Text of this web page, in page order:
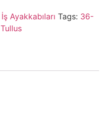
İş Ayakkabıları Tags: 36-
Tullus